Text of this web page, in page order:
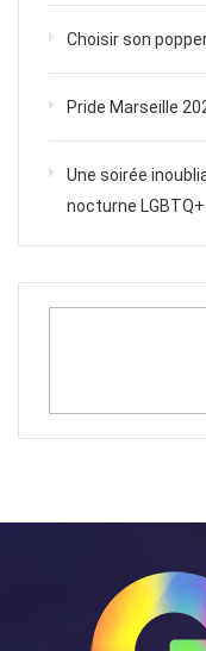
Choisir son
Pride Marseille
Une soirée
nocturne LGBTQ+